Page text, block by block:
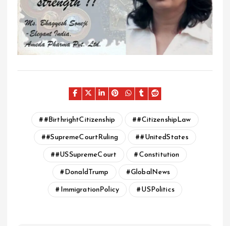
#BirthrightCitizenship #CitizenshipLaw
#SupremeCourtRuling #UnitedStates
#USSupremeCourt Constitution
DonaldTrump GlobalNews
ImmigrationPolicy USPolitics